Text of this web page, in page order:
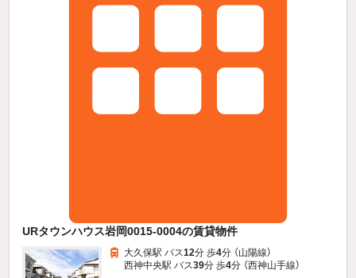
URタウンハウス岩岡0015-0004の賃貸物件
大久保駅 バス12分 歩4分 （山陽線）
西神中央駅 バス39分 歩4分 （西神山手線）